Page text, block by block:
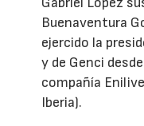
Buenaventura
ejercido la
y de Genci
compañía
Iberia).